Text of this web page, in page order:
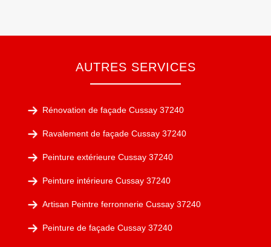
AUTRES SERVICES
Rénovation de façade Cussay 37240
Ravalement de façade Cussay 37240
Peinture extérieure Cussay 37240
Peinture intérieure Cussay 37240
Artisan Peintre ferronnerie Cussay 37240
Peinture de façade Cussay 37240